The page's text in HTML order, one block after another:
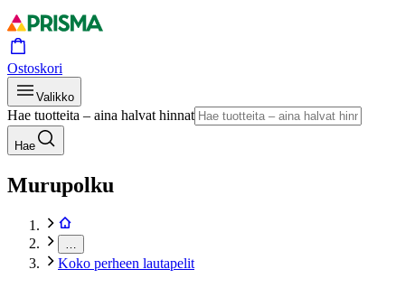
Ostoskori
Valikko
Hae tuotteita – aina halvat hinnat
Hae
Murupolku
Koko perheen lautapelit